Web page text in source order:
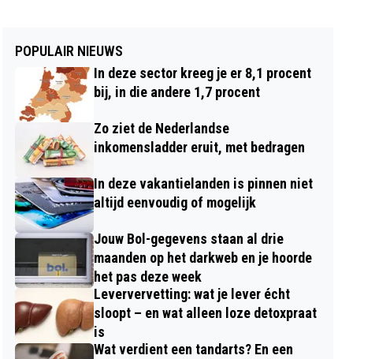
POPULAIR NIEUWS
In deze sector kreeg je er 8,1 procent
bij, in die andere 1,7 procent
Zo ziet de Nederlandse
inkomensladder eruit, met bedragen
In deze vakantielanden is pinnen niet
altijd eenvoudig of mogelijk
Jouw Bol-gegevens staan al drie
maanden op het darkweb en je hoorde
het pas deze week
Leververvetting: wat je lever écht
sloopt – en wat alleen loze detoxpraat
is
Wat verdient een tandarts? En een